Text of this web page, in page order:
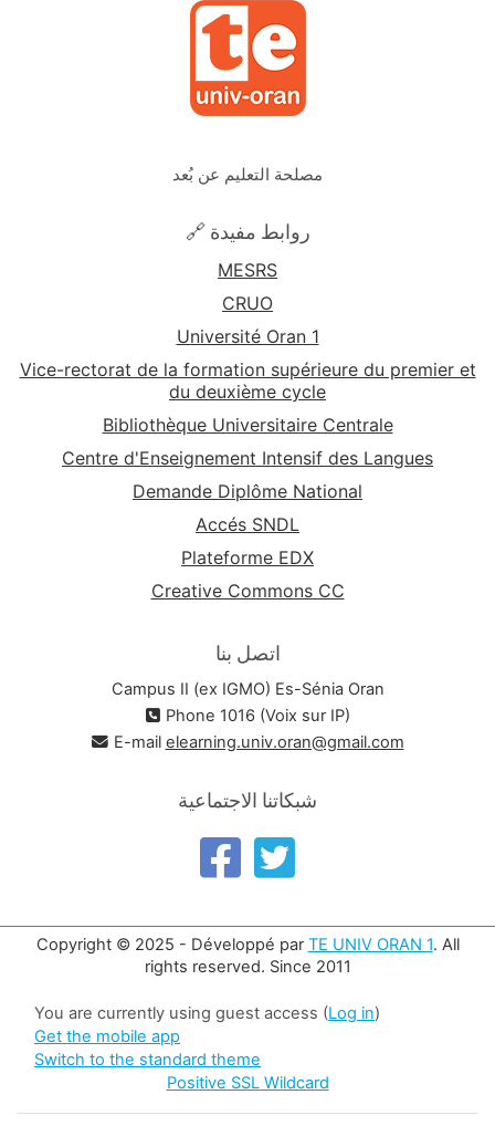
مصلحة التعليم عن بُعد
🔗 روابط مفيدة
MESRS
CRUO
Université Oran 1
Vice-rectorat de la formation supérieure du premier et
du deuxième cycle
Bibliothèque Universitaire Centrale
Centre d'Enseignement Intensif des Langues
Demande Diplôme National
Accés SNDL
Plateforme EDX
Creative Commons CC
اتصل بنا
Campus II (ex IGMO) Es-Sénia Oran
Phone 1016 (Voix sur IP)
E-mail elearning.univ.oran@gmail.com
شبكاتنا الاجتماعية
Copyright © 2025 - Développé par TE UNIV ORAN 1. All
rights reserved. Since 2011
You are currently using guest access (Log in)
Get the mobile app
Switch to the standard theme
Positive SSL Wildcard